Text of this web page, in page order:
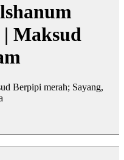
Maksud
Berpipi merah; Sayang,